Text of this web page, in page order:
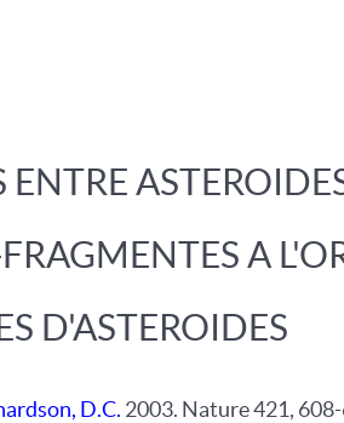
A
D'ASTEROIDES
D.C. 2003. Nature 421,